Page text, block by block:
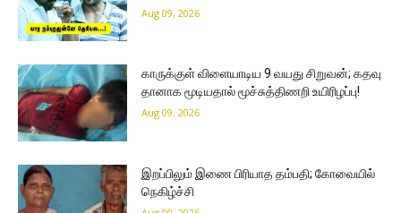
Aug 09, 2026
காருக்குள் விளையாடிய 9 வயது சிறுவன்; கதவு
தானாக மூடியதால் மூச்சுத்திணறி உயிரிழப்பு!
Aug 09, 2026
இறப்பிலும் இணை பிரியாத தம்பதி; கோவையில்
நெகிழ்ச்சி